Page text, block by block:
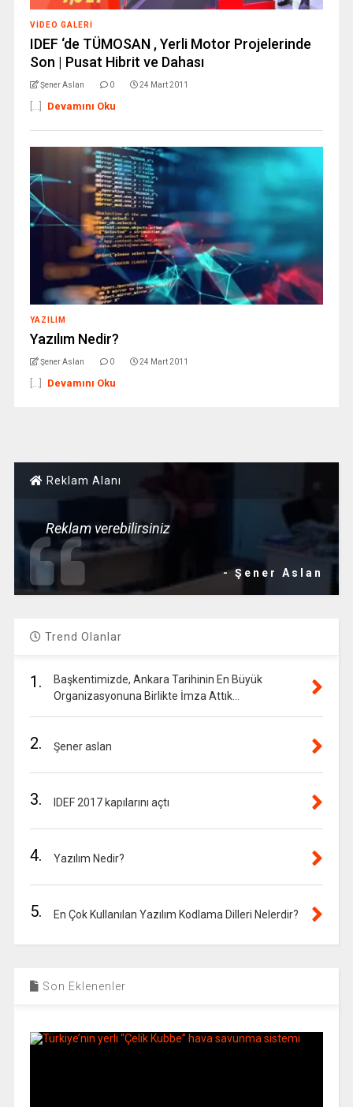
VIDEO GALERI
IDEF ‘de TÜMOSAN , Yerli Motor Projelerinde
Son | Pusat Hibrit ve Dahası
Şener Aslan 0 24 Mart 2011
[...] Devamını Oku
YAZILIM
Yazılım Nedir?
Şener Aslan 0 24 Mart 2011
[...] Devamını Oku
Reklam Alanı
Reklam verebilirsiniz
- Şener Aslan
Trend Olanlar
1.
Başkentimizde, Ankara Tarihinin En Büyük
Organizasyonuna Birlikte İmza Attık…
2. Şener aslan
3. IDEF 2017 kapılarını açtı
4. Yazılım Nedir?
5. En Çok Kullanılan Yazılım Kodlama Dilleri Nelerdir?
Son Eklenenler